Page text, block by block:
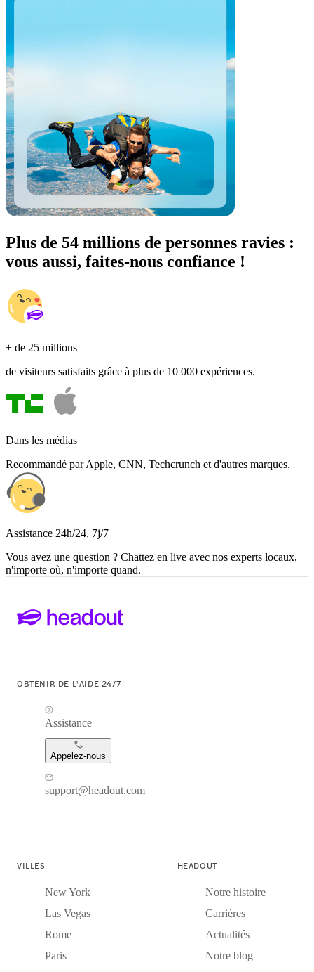
Plus de 54 millions de personnes ravies :
vous aussi, faites-nous confiance !
+ de 25 millions
de visiteurs satisfaits grâce à plus de 10 000 expériences.
Dans les médias
Recommandé par Apple, CNN, Techcrunch et d'autres marques.
Assistance 24h/24, 7j/7
Vous avez une question ? Chattez en live avec nos experts locaux,
n'importe où, n'importe quand.
OBTENIR DE L'AIDE 24/7
Assistance
Appelez-nous
support@headout.com
VILLES
New York
Las Vegas
Rome
Paris
HEADOUT
Notre histoire
Carrières
Actualités
Notre blog